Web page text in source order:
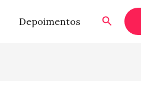
Depoimentos